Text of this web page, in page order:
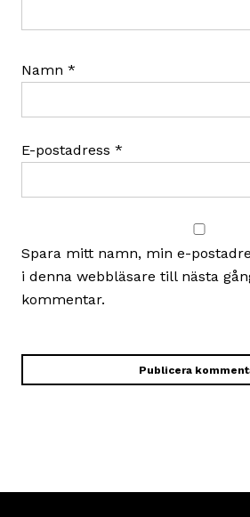
Namn *
E-postadress *
Spara mitt namn, min e-
i denna webbläsare till nästa
kommentar.